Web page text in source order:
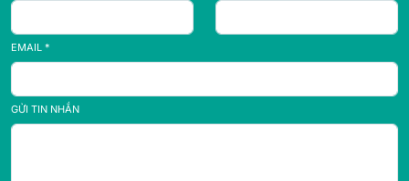
EMAIL *
GỬI TIN NHẮN